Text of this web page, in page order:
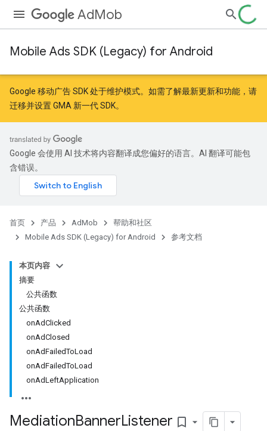
AdMob
Mobile Ads SDK (Legacy) for Android
Google 移动广告 SDK 处于维护模式。如需了解最新更新和功能，请
迁移并设置 GMA 新一代 SDK。
Google 会使用 AI 技术将内容翻译成您偏好的语言。AI 翻译可能包
含错误。
首页 产品 AdMob
帮助和社区
Mobile Ads SDK (Legacy) for Android
参考文档
本页内容
摘要
公共函数
公共函数
onAdClicked
onAdClosed
onAdFailedToLoad
onAdFailedToLoad
onAdLeftApplication
MediationBannerListener bookmark_border